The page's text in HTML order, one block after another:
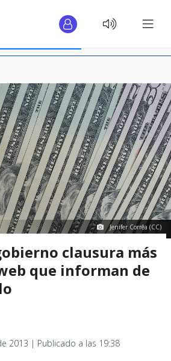
Jenifer Corrêa (CC)
clausura más
que informan de
2013 | Publicado a las 19:38